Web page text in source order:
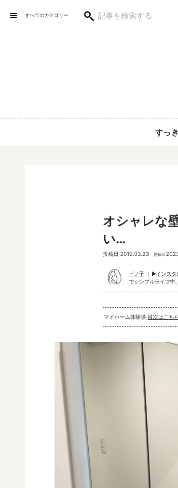
すべてのカテゴリー
すっ
オシャレな
い…
投稿日 2019.03.23 更新日
ピノ子 ▶︎インスタ
でシンプルライフ中。
マイホーム体験談 目次はこち